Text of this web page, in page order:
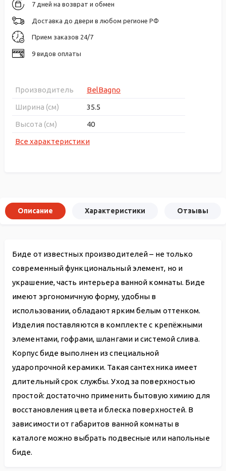
7 дней на возврат и обмен
Доставка до двери в любом регионе РФ
Прием заказов 24/7
9 видов оплаты
Производитель
BelBagno
Ширина (см)
35.5
Высота (см)
40
Все характеристики
Описание Характеристики Отзывы
Биде от известных производителей – не только
современный функциональный элемент, но и
украшение, часть интерьера ванной комнаты. Биде
имеют эргономичную форму, удобны в
использовании, обладают ярким белым оттенком.
Изделия поставляются в комплекте с крепёжными
элементами, гофрами, шлангами и системой слива.
Корпус биде выполнен из специальной
ударопрочной керамики. Такая сантехника имеет
длительный срок службы. Уход за поверхностью
простой: достаточно применить бытовую химию для
восстановления цвета и блеска поверхностей. В
зависимости от габаритов ванной комнаты в
каталоге можно выбрать подвесные или напольные
биде.